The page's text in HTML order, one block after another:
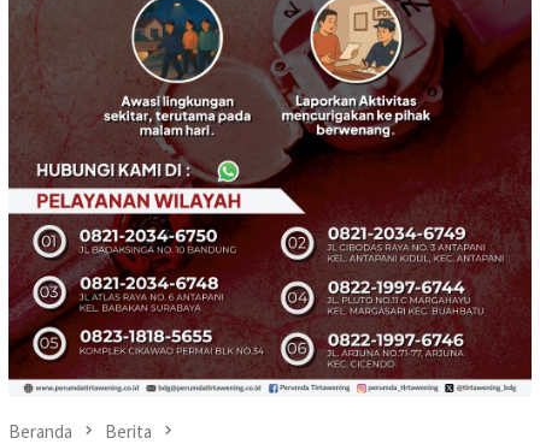
Beranda Berita